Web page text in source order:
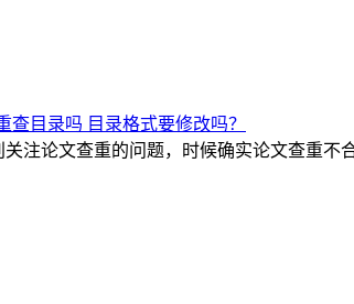
查目录吗 目录格式要修改吗？
注论文查重的问题，时候确实论文查重